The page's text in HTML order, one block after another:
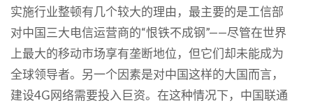
实施行业整顿有几个较大的理由，最主要的是工信部
对中国三大电信运营商的“恨铁不成钢”——尽管在世界
上最大的移动市场享有垄断地位，但它们却未能成为
全球领导者。另一个因素是对中国这样的大国而言，
建设4G网络需要投入巨资。在这种情况下，中国联通